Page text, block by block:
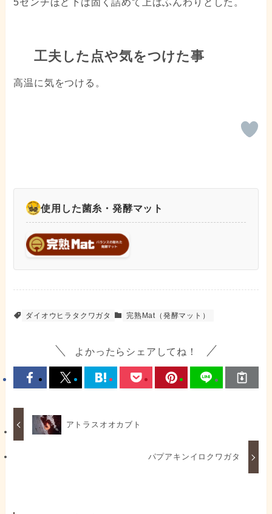
5センチほど下は固く詰めて上はふんわりとした。
工夫した点や気をつけた事
高温に気をつける。
使用した菌糸・発酵マット
ダイオウヒラタクワガタ 完熟Mat（発酵マット）
よかったらシェアしてね！
アトラスオオカブト
パプアキンイロクワガタ